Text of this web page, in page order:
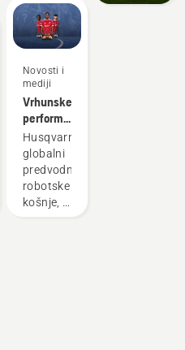
trebali
biste
obratiti
na
sljedeće.
Novosti i
mediji
Vrhunske
performanse
na travi
uvijek se
isplate
Husqvarna,
globalni
predvodnik
robotske
košnje, s